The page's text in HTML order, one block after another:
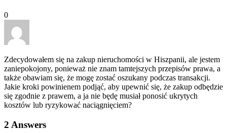
0
Zdecydowałem się na zakup nieruchomości w Hiszpanii, ale jestem
zaniepokojony, ponieważ nie znam tamtejszych przepisów prawa, a
także obawiam się, że mogę zostać oszukany podczas transakcji.
Jakie kroki powinienem podjąć, aby upewnić się, że zakup odbędzie
się zgodnie z prawem, a ja nie będę musiał ponosić ukrytych
kosztów lub ryzykować naciągnięciem?
2 Answers